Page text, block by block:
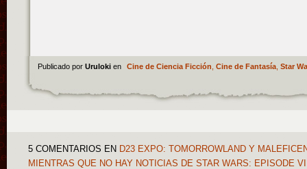
Publicado por Uruloki en Cine de Ciencia Ficción Cine de Fantasía, Star
5 COMENTARIOS EN D23 EXPO: TOMORROWLAND Y
MIENTRAS QUE NO HAY NOTICIAS DE STAR WARS: EPISODE